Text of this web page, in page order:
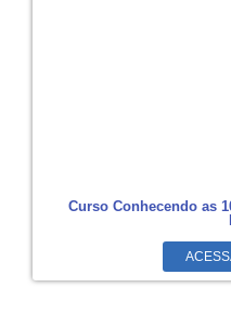
Curso Conhecendo as